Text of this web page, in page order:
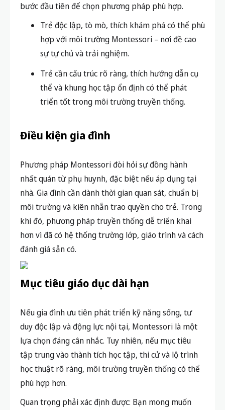
bước đầu tiên để chọn phương pháp phù hợp.
Trẻ độc lập, tò mò, thích khám phá có thể phù
hợp với môi trường Montessori – nơi đề cao
sự tự chủ và trải nghiệm.
Trẻ cần cấu trúc rõ ràng, thích hướng dẫn cụ
thể và khung học tập ổn định có thể phát
triển tốt trong môi trường truyền thống.
Điều kiện gia đình
Phương pháp Montessori đòi hỏi sự đồng hành
nhất quán từ phụ huynh, đặc biệt nếu áp dụng tại
nhà. Gia đình cần dành thời gian quan sát, chuẩn bị
môi trường và kiên nhẫn trao quyền cho trẻ. Trong
khi đó, phương pháp truyền thống dễ triển khai
hơn vì đã có hệ thống trường lớp, giáo trình và cách
đánh giá sẵn có.
Mục tiêu giáo dục dài hạn
Nếu gia đình ưu tiên phát triển kỹ năng sống, tư
duy độc lập và động lực nội tại, Montessori là một
lựa chọn đáng cân nhắc. Tuy nhiên, nếu mục tiêu
tập trung vào thành tích học tập, thi cử và lộ trình
học thuật rõ ràng, môi trường truyền thống có thể
phù hợp hơn.
Quan trọng phải xác định được: Bạn mong muốn